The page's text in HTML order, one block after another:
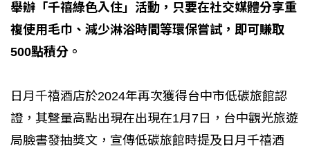
舉辦「千禧綠色入住」活動，只要在社交媒體分享重
複使用毛巾、減少淋浴時間等環保嘗試，即可賺取
500點積分。
日月千禧酒店於2024年再次獲得台中市低碳旅館認
證，其聲量高點出現在出現在1月7日，台中觀光旅遊
局臉書發抽獎文，宣傳低碳旅館時提及日月千禧酒